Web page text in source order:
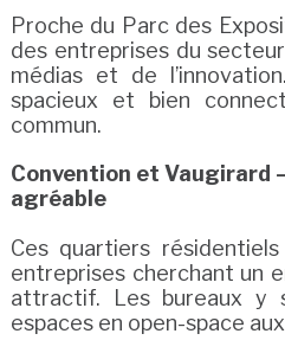
Proche du Parc des
des entreprises du
médias et de
spacieux et bien
commun.
Convention et Vaugirard
agréable
Ces quartiers
entreprises cherchant un
attractif. Les bureaux y
espaces en open-space